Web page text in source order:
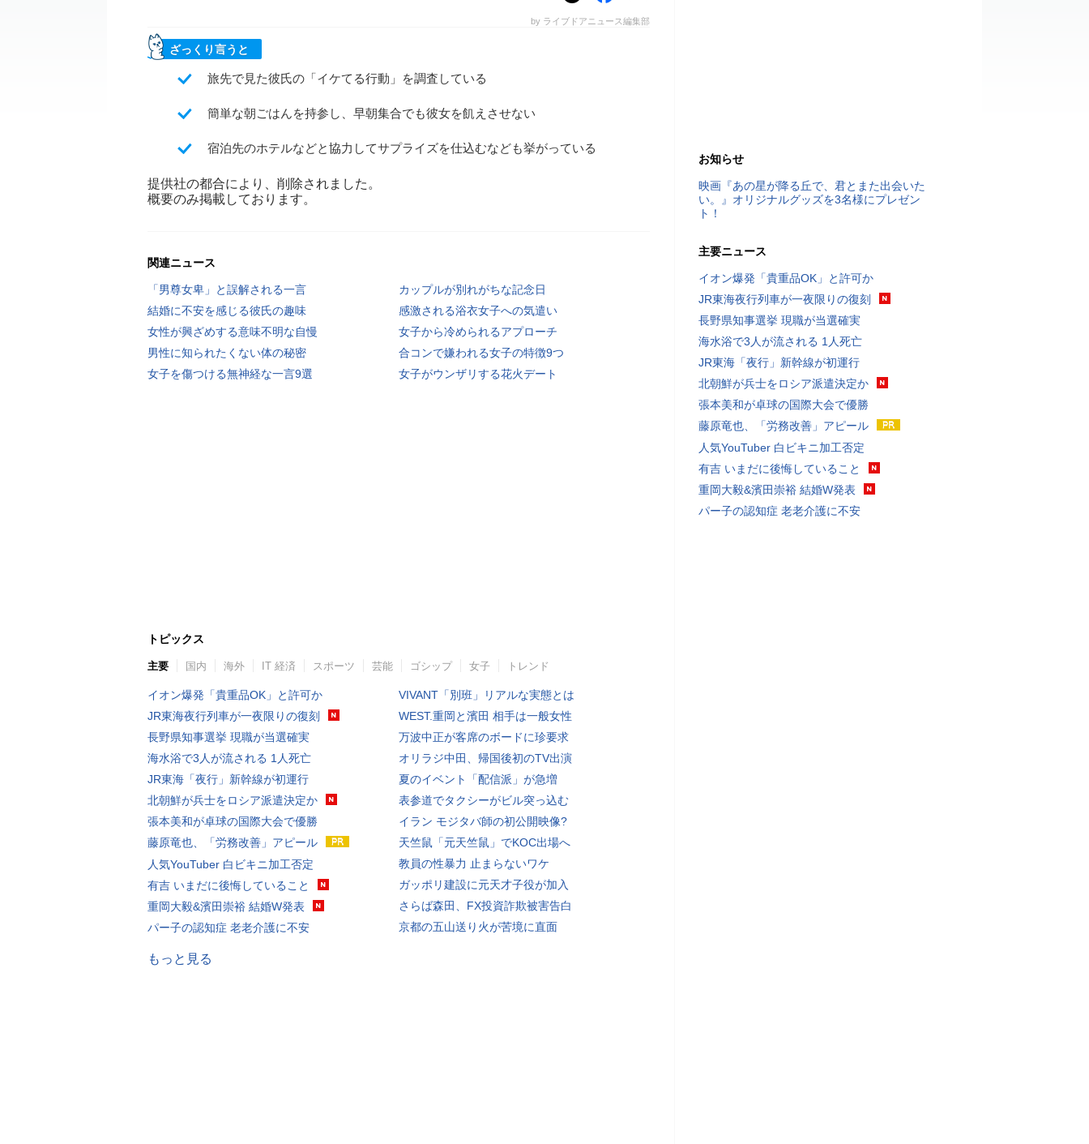
by ライブドアニュース編集部
ざっくり言うと
旅先で見た彼氏の「イケてる行動」を調査している
簡単な朝ごはんを持参し、早朝集合でも彼女を飢えさせない
宿泊先のホテルなどと協力してサプライズを仕込むなども挙がっている
提供社の都合により、削除されました。
概要のみ掲載しております。
関連ニュース
「男尊女卑」と誤解される一言
カップルが別れがちな記念日
結婚に不安を感じる彼氏の趣味
感激される浴衣女子への気遣い
女性が興ざめする意味不明な自慢
女子から冷められるアプローチ
男性に知られたくない体の秘密
合コンで嫌われる女子の特徴9つ
女子を傷つける無神経な一言9選
女子がウンザリする花火デート
トピックス
主要 国内 海外 IT 経済 スポーツ 芸能 ゴシップ 女子 トレンド
イオン爆発「貴重品OK」と許可か
JR東海夜行列車が一夜限りの復刻
長野県知事選挙 現職が当選確実
海水浴で3人が流される 1人死亡
JR東海「夜行」新幹線が初運行
北朝鮮が兵士をロシア派遣決定か
張本美和が卓球の国際大会で優勝
藤原竜也、「労務改善」アピール
人気YouTuber 白ビキニ加工否定
有吉 いまだに後悔していること
重岡大毅&濱田崇裕 結婚W発表
パー子の認知症 老老介護に不安
VIVANT「別班」リアルな実態とは
WEST.重岡と濱田 相手は一般女性
万波中正が客席のボードに珍要求
オリラジ中田、帰国後初のTV出演
夏のイベント「配信派」が急増
表参道でタクシーがビル突っ込む
イラン モジタバ師の初公開映像?
天竺鼠「元天竺鼠」でKOC出場へ
教員の性暴力 止まらないワケ
ガッポリ建設に元天才子役が加入
さらば森田、FX投資詐欺被害告白
京都の五山送り火が苦境に直面
もっと見る
お知らせ
映画『あの星が降る丘で、君とまた出会いた
い。』オリジナルグッズを3名様にプレゼン
ト！
主要ニュース
イオン爆発「貴重品OK」と許可か
JR東海夜行列車が一夜限りの復刻
長野県知事選挙 現職が当選確実
海水浴で3人が流される 1人死亡
JR東海「夜行」新幹線が初運行
北朝鮮が兵士をロシア派遣決定か
張本美和が卓球の国際大会で優勝
藤原竜也、「労務改善」アピール
人気YouTuber 白ビキニ加工否定
有吉 いまだに後悔していること
重岡大毅&濱田崇裕 結婚W発表
パー子の認知症 老老介護に不安